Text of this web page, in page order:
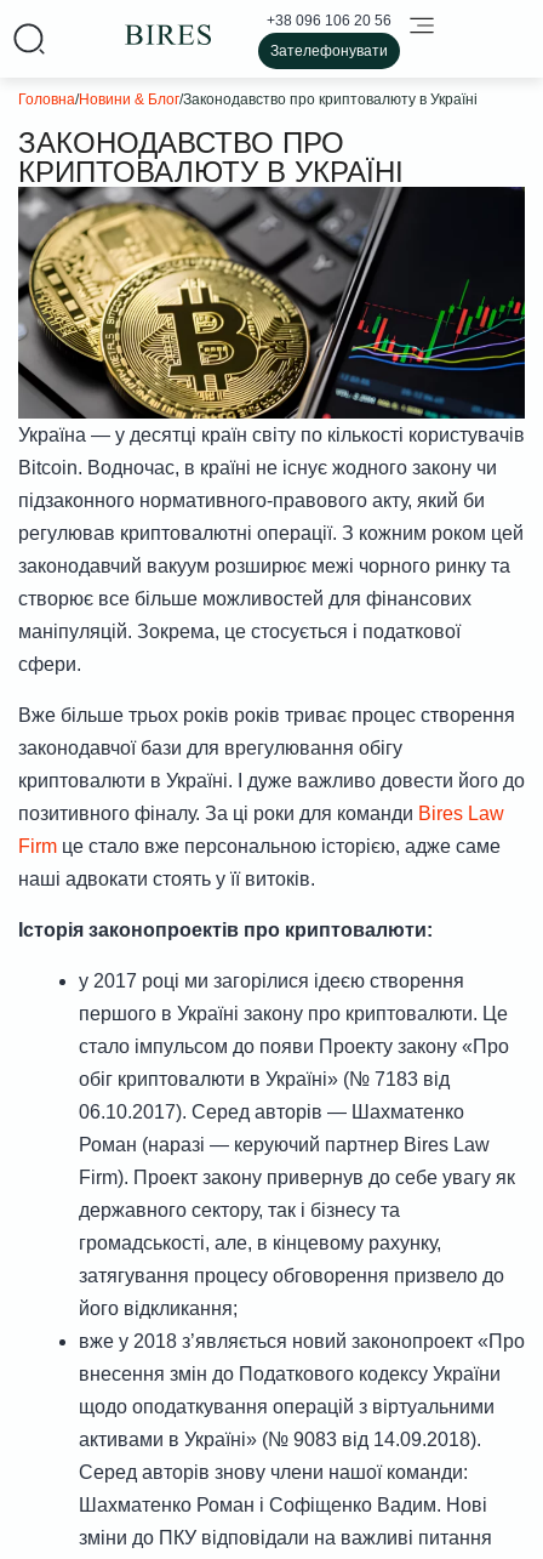
+38 096 106 20 56
Зателефонувати
Головна/Новини & Блог/Законодавство про криптовалюту в Україні
ЗАКОНОДАВСТВО ПРО
КРИПТОВАЛЮТУ В УКРАЇНІ
Україна — у десятці країн світу по кількості користувачів
Bitcoin. Водночас, в країні не існує жодного закону чи
підзаконного нормативного-правового акту, який би
регулював криптовалютні операції. З кожним роком цей
законодавчий вакуум розширює межі чорного ринку та
створює все більше можливостей для фінансових
маніпуляцій. Зокрема, це стосується і податкової
сфери.
Вже більше трьох років років триває процес створення
законодавчої бази для врегулювання обігу
криптовалюти в Україні. І дуже важливо довести його до
позитивного фіналу. За ці роки для команди Bires Law
Firm це стало вже персональною історією, адже саме
наші адвокати стоять у її витоків.
Історія законопроектів про криптовалюти:
у 2017 році ми загорілися ідеєю створення
першого в Україні закону про криптовалюти. Це
стало імпульсом до появи Проекту закону «Про
обіг криптовалюти в Україні» (№ 7183 від
06.10.2017). Серед авторів — Шахматенко
Роман (наразі — керуючий партнер Bires Law
Firm). Проект закону привернув до себе увагу як
державного сектору, так і бізнесу та
громадськості, але, в кінцевому рахунку,
затягування процесу обговорення призвело до
його відкликання;
вже у 2018 з’являється новий законопроект «Про
внесення змін до Податкового кодексу України
щодо оподаткування операцій з віртуальними
активами в Україні» (№ 9083 від 14.09.2018).
Серед авторів знову члени нашої команди:
Шахматенко Роман і Софіщенко Вадим. Нові
зміни до ПКУ відповідали на важливі питання